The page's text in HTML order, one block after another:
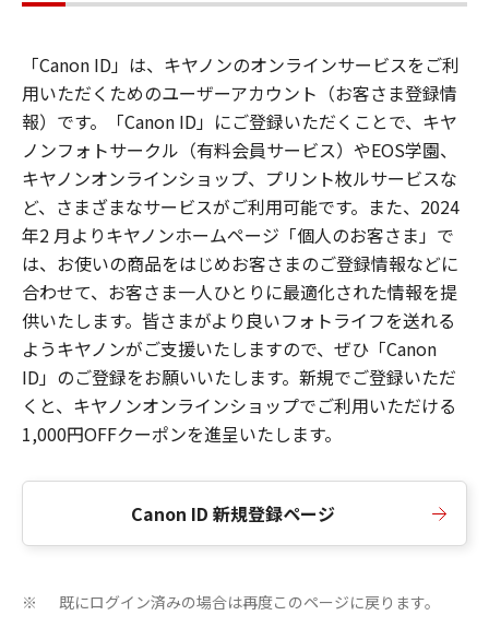
「Canon ID」は、キヤノンのオンラインサービスをご利
用いただくためのユーザーアカウント（お客さま登録情
報）です。「Canon ID」にご登録いただくことで、キヤ
ノンフォトサークル（有料会員サービス）やEOS学園、
キヤノンオンラインショップ、プリント枚ルサービスな
ど、さまざまなサービスがご利用可能です。また、2024
年2 月よりキヤノンホームページ「個人のお客さま」で
は、お使いの商品をはじめお客さまのご登録情報などに
合わせて、お客さま一人ひとりに最適化された情報を提
供いたします。皆さまがより良いフォトライフを送れる
ようキヤノンがご支援いたしますので、ぜひ「Canon
ID」のご登録をお願いいたします。新規でご登録いただ
くと、キヤノンオンラインショップでご利用いただける
1,000円OFFクーポンを進呈いたします。
Canon ID 新規登録ページ
※ 既にログイン済みの場合は再度このページに戻ります。